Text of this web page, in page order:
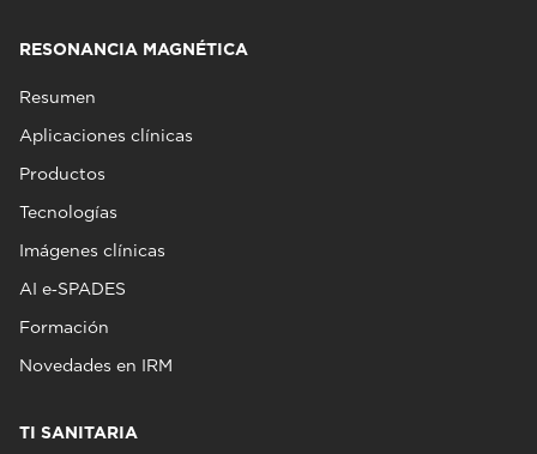
RESONANCIA MAGNÉTICA
Resumen
Aplicaciones clínicas
Productos
Tecnologías
Imágenes clínicas
AI e‑SPADES
Formación
Novedades en IRM
TI SANITARIA